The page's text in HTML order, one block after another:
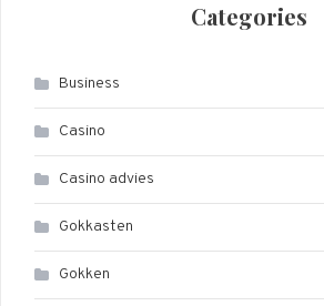
Categories
Business
Casino
Casino advies
Gokkasten
Gokken